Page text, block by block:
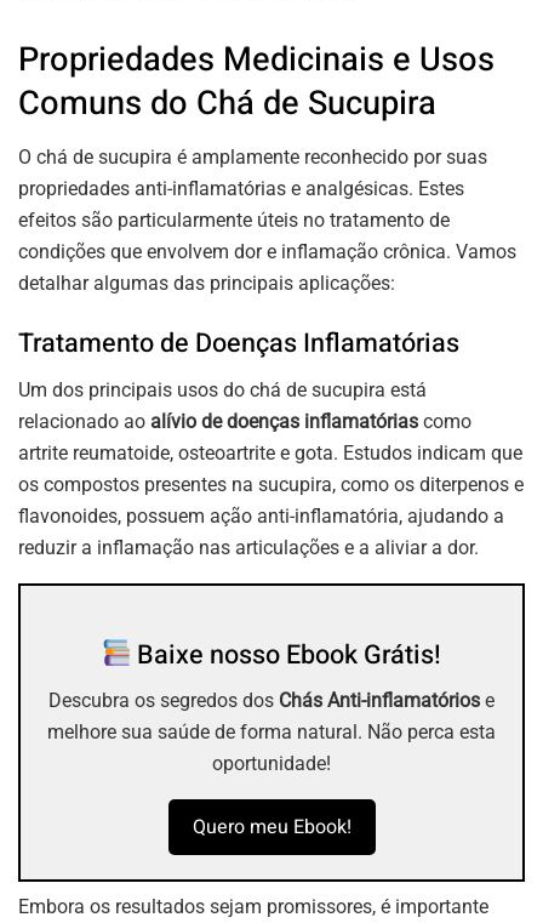
Propriedades Medicinais e Usos
Comuns do Chá de Sucupira
O chá de sucupira é amplamente reconhecido por suas
propriedades anti-inflamatórias e analgésicas. Estes
efeitos são particularmente úteis no tratamento de
condições que envolvem dor e inflamação crônica. Vamos
detalhar algumas das principais aplicações:
Tratamento de Doenças Inflamatórias
Um dos principais usos do chá de sucupira está
relacionado ao alívio de doenças inflamatórias como
artrite reumatoide, osteoartrite e gota. Estudos indicam que
os compostos presentes na sucupira, como os diterpenos e
flavonoides, possuem ação anti-inflamatória, ajudando a
reduzir a inflamação nas articulações e a aliviar a dor.
Baixe nosso Ebook Grátis!
Descubra os segredos dos Chás Anti-inflamatórios e
melhore sua saúde de forma natural. Não perca esta
oportunidade!
Quero meu Ebook!
Embora os resultados sejam promissores, é importante